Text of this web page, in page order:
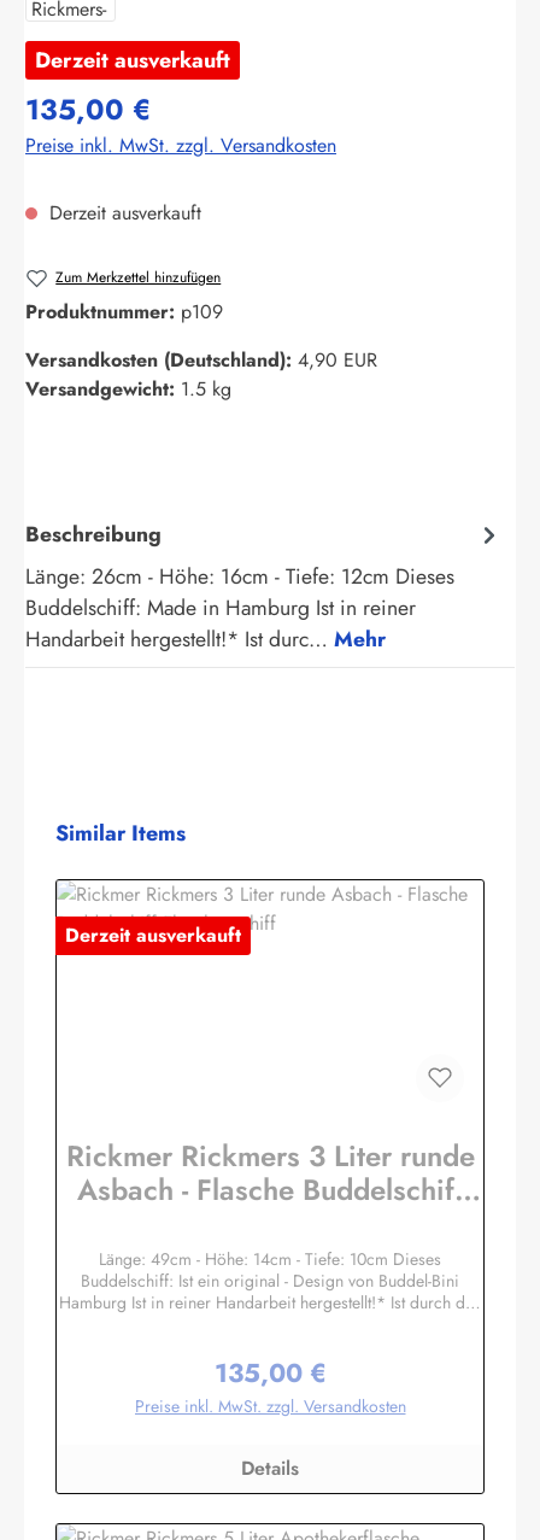
Derzeit ausverkauft
135,00 €
Preise inkl. MwSt. zzgl. Versandkosten
Derzeit ausverkauft
Zum Merkzettel hinzufügen
Produktnummer: p109
Versandkosten (Deutschland): 4,90 EUR
Versandgewicht: 1.5 kg
Beschreibung
Länge: 26cm - Höhe: 16cm - Tiefe: 12cm Dieses
Buddelschiff: Made in Hamburg Ist in reiner
Handarbeit hergestellt!* Ist durc… Mehr
Produktgalerie überspringen
Similar Items
Derzeit ausverkauft
Rickmer Rickmers 3 Liter runde
Asbach - Flasche Buddelschiff
Länge: 49cm - Höhe: 14cm - Tiefe: 10cm Dieses
Buddelschiff: Ist ein original - Design von Buddel-Bini
Hamburg Ist in reiner Handarbeit hergestellt!* Ist durch den
Messingschild! Ist mit echtem Siegellack und original
Buddel-Bini Stempel (Petschaft) versiegelt, kein Plastik! Hat
echte Stoffsegel, kein Papier! Hat einen handgegossenen
Masten und Rundhölzer sind aus Palmblatt-Rippen
handgeschnitzt, kein Plastik! Ist in einer original Glasflasche
eingebaut! Hat einen Flaschen-Ozean aus gefärbtem
Fensterkitt, von Hand mit Spezialwerkzeugen modelliert! Ist
Regulärer Preis:
135,00 €
Preise inkl. MwSt. zzgl. Versandkosten
Details